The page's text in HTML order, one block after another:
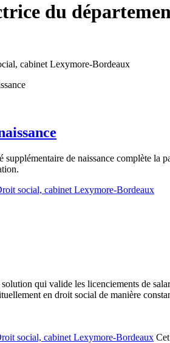
du
de naissance complète la
social, cabinet Lexymore-Bordeaux
qui valide les licenciements de
en droit social de manière
social, cabinet Lexymore-Bordeaux